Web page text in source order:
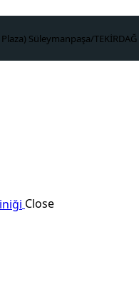
Süleymanpaşa/TEKİRDAĞ
Close